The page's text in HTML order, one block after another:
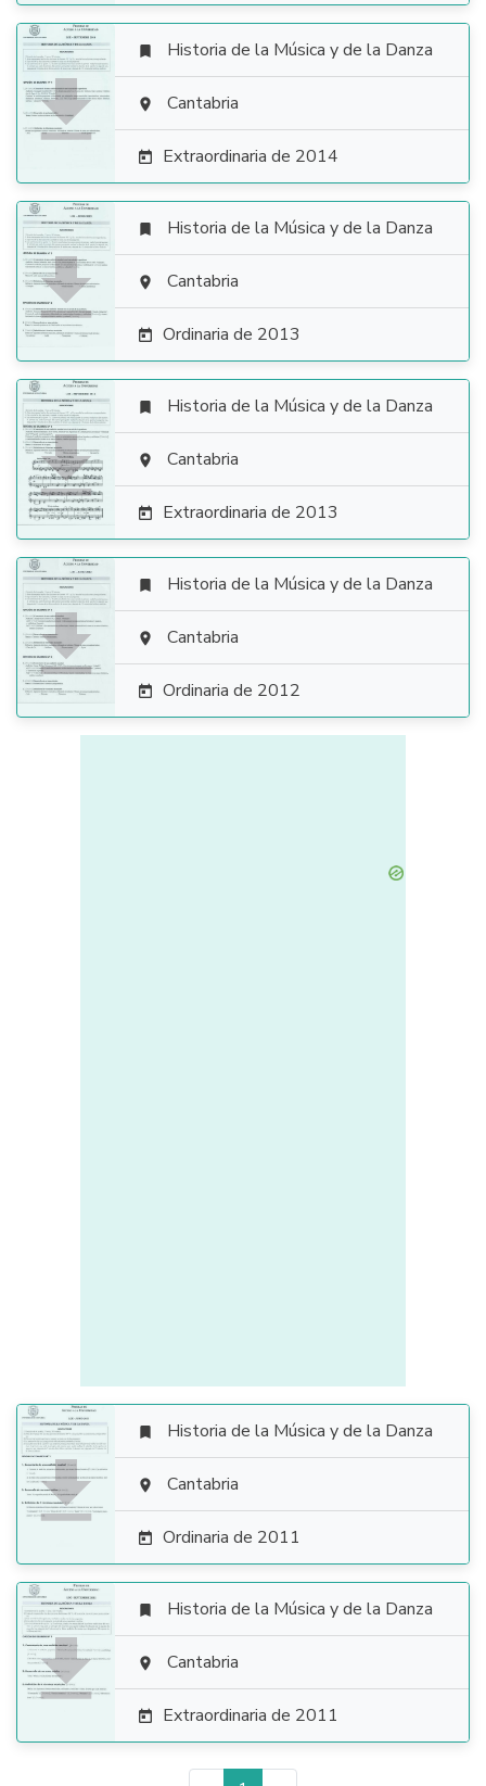

 Historia de la Música y de la Danza
 Cantabria
 Extraordinaria de 2014

 Historia de la Música y de la Danza
 Cantabria
 Ordinaria de 2013

 Historia de la Música y de la Danza
 Cantabria
 Extraordinaria de 2013

 Historia de la Música y de la Danza
 Cantabria
 Ordinaria de 2012

 Historia de la Música y de la Danza
 Cantabria
 Ordinaria de 2011

 Historia de la Música y de la Danza
 Cantabria
 Extraordinaria de 2011